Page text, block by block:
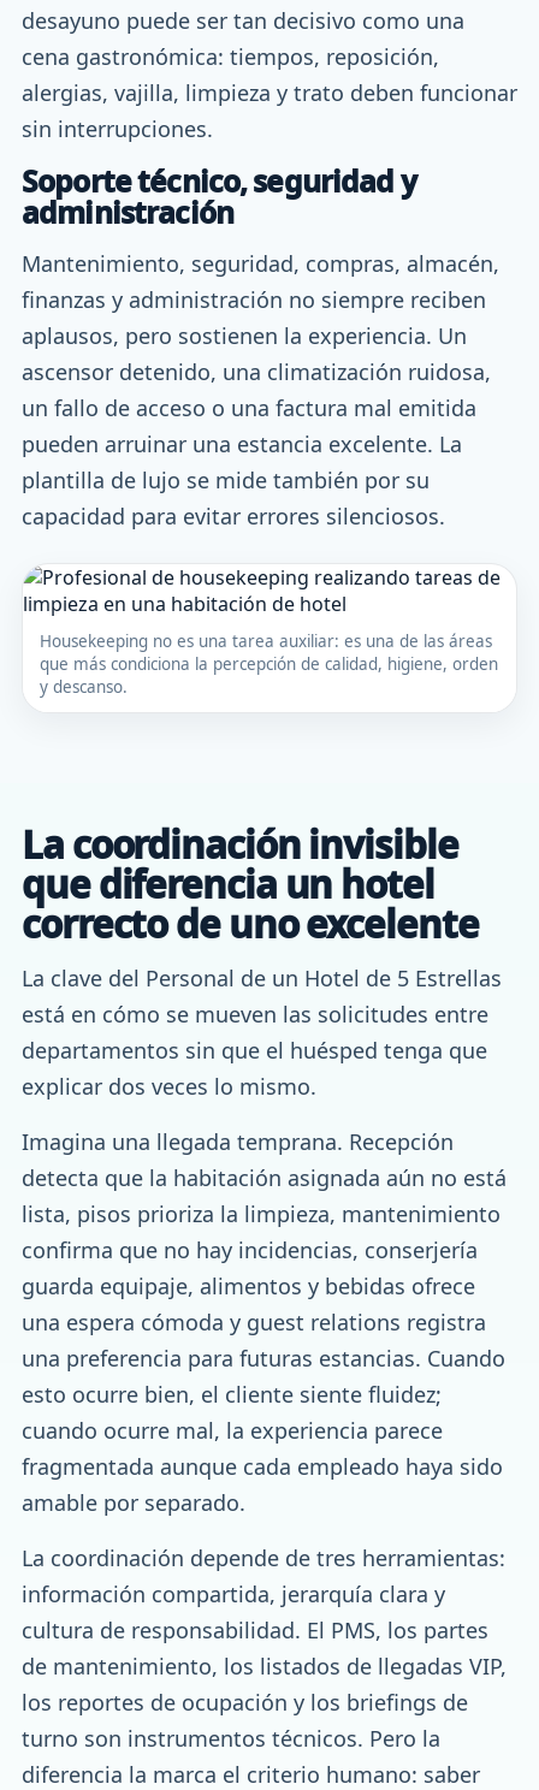
desayuno puede ser tan decisivo como una
cena gastronómica: tiempos, reposición,
alergias, vajilla, limpieza y trato deben funcionar
sin interrupciones.
Soporte técnico, seguridad y
administración
Mantenimiento, seguridad, compras, almacén,
finanzas y administración no siempre reciben
aplausos, pero sostienen la experiencia. Un
ascensor detenido, una climatización ruidosa,
un fallo de acceso o una factura mal emitida
pueden arruinar una estancia excelente. La
plantilla de lujo se mide también por su
capacidad para evitar errores silenciosos.
Housekeeping no es una tarea auxiliar: es una de las áreas
que más condiciona la percepción de calidad, higiene, orden
y descanso.
La coordinación invisible
que diferencia un hotel
correcto de uno excelente
La clave del Personal de un Hotel de 5 Estrellas
está en cómo se mueven las solicitudes entre
departamentos sin que el huésped tenga que
explicar dos veces lo mismo.
Imagina una llegada temprana. Recepción
detecta que la habitación asignada aún no está
lista, pisos prioriza la limpieza, mantenimiento
confirma que no hay incidencias, conserjería
guarda equipaje, alimentos y bebidas ofrece
una espera cómoda y guest relations registra
una preferencia para futuras estancias. Cuando
esto ocurre bien, el cliente siente fluidez;
cuando ocurre mal, la experiencia parece
fragmentada aunque cada empleado haya sido
amable por separado.
La coordinación depende de tres herramientas:
información compartida, jerarquía clara y
cultura de responsabilidad. El PMS, los partes
de mantenimiento, los listados de llegadas VIP,
los reportes de ocupación y los briefings de
turno son instrumentos técnicos. Pero la
diferencia la marca el criterio humano: saber